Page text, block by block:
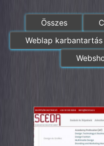
Összes
Weblap karbantartás